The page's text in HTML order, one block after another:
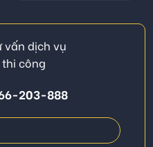
vấn dịch vụ
công
203-888